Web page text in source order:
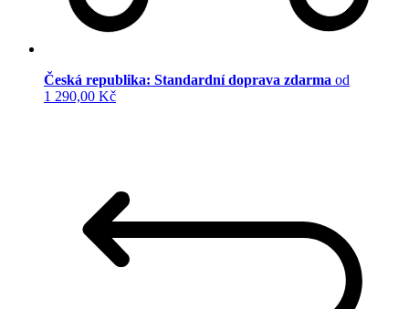
Česká republika: Standardní doprava zdarma od
1 290,00 Kč